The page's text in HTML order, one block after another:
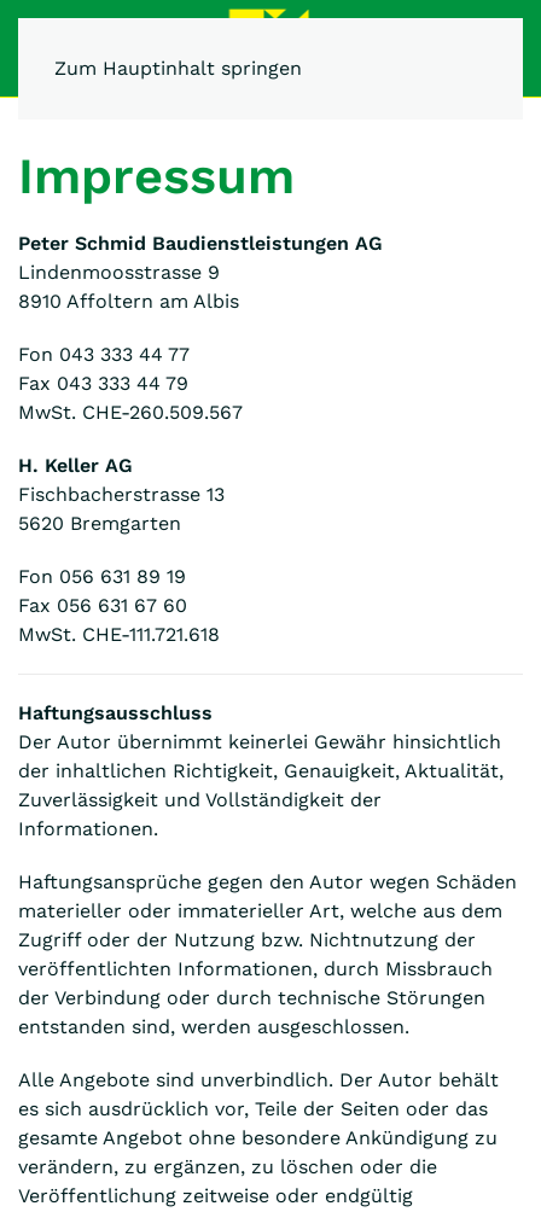
Zum Hauptinhalt springen
Impressum
Peter Schmid Baudienstleistungen AG
Lindenmoosstrasse 9
8910 Affoltern am Albis
Fon 043 333 44 77
Fax 043 333 44 79
MwSt. CHE-260.509.567
H. Keller AG
Fischbacherstrasse 13
5620 Bremgarten
Fon 056 631 89 19
Fax 056 631 67 60
MwSt. CHE-111.721.618
Haftungsausschluss
Der Autor übernimmt keinerlei Gewähr hinsichtlich
der inhaltlichen Richtigkeit, Genauigkeit, Aktualität,
Zuverlässigkeit und Vollständigkeit der
Informationen.
Haftungsansprüche gegen den Autor wegen Schäden
materieller oder immaterieller Art, welche aus dem
Zugriff oder der Nutzung bzw. Nichtnutzung der
veröffentlichten Informationen, durch Missbrauch
der Verbindung oder durch technische Störungen
entstanden sind, werden ausgeschlossen.
Alle Angebote sind unverbindlich. Der Autor behält
es sich ausdrücklich vor, Teile der Seiten oder das
gesamte Angebot ohne besondere Ankündigung zu
verändern, zu ergänzen, zu löschen oder die
Veröffentlichung zeitweise oder endgültig